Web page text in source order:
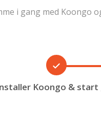
i gang med Koongo
Koongo &